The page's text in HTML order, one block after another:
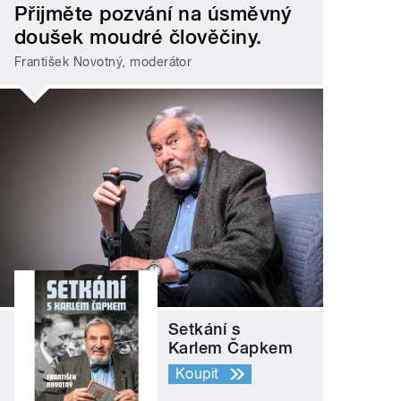
Přijměte pozvání na úsměvný
doušek moudré člověčiny.
František Novotný, moderátor
Setkání s
Karlem Čapkem
Koupit